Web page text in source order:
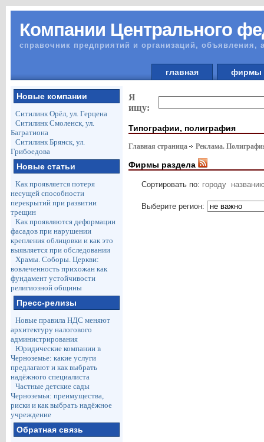
Компании Центрального
справочник предприятий и организаций, объявления,
главная
Новые компании
Ситилинк Орёл, ул. Герцена
Ситилинк Смоленск, ул.
Багратиона
Ситилинк Брянск, ул.
Грибоедова
Новые статьи
Как проявляется потеря
несущей способности
перекрытий при развитии
трещин
Как проявляются деформации
фасадов при нарушении
крепления облицовки и как это
выявляется при обследовании
Храмы. Соборы. Церкви:
вовлеченность прихожан как
фундамент устойчивости
религиозной общины
Пресс-релизы
Новые правила НДС меняют
архитектуру налогового
администрирования
Юридические компании в
Черноземье: какие услуги
предлагают и как выбрать
надёжного специалиста
Частные детские сады
Черноземья: преимущества,
риски и как выбрать надёжное
учреждение
Обратная связь
Я
ищу:
Типографии, полиграфия
Главная страница Реклама.
Фирмы раздела
Сортировать по: городу
Выберите регион: